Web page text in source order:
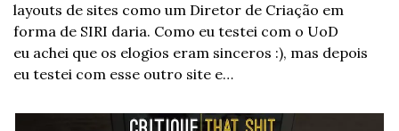
layouts de sites como um Diretor de Criação em
forma de SIRI daria. Como eu testei com o UoD
eu achei que os elogios eram sinceros :), mas depois
eu testei com esse outro site e…